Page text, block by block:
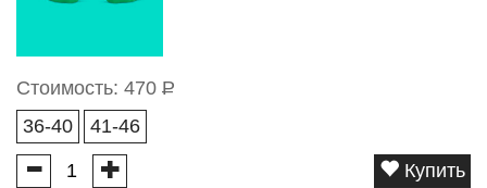
Стоимость: 470 Р
36-40
41-46
Купить